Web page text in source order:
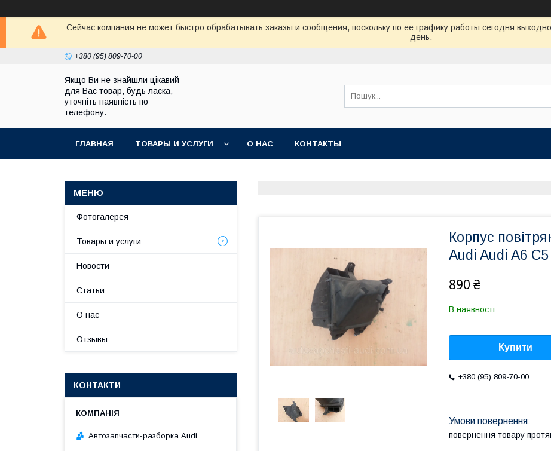
Сейчас компания не может быстро обрабатывать заказы и сообщения, поскольку по ее графику работы сегодня
день.
+380 (95) 809-70-00
Якщо Ви не знайшли цікавий
для Вас товар, будь ласка,
уточніть наявність по
телефону.
ГЛАВНАЯ ТОВАРЫ И УСЛУГИ О НАС КОНТАКТЫ
Корпус
Audi Audi A6
890 ₴
В наявності
Купити
+380 (95) 809-70-00
повернення товару
Фотогалерея
Товары и услуги
Новости
Статьи
О нас
Отзывы
КОНТАКТИ
Автозапчасти-разборка Audi